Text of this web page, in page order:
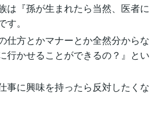
は『孫が生まれたら当然、医者に
。
仕方とかマナーとか全然分からな
行かせることができるの？』とい
事に興味を持ったら反対したくな